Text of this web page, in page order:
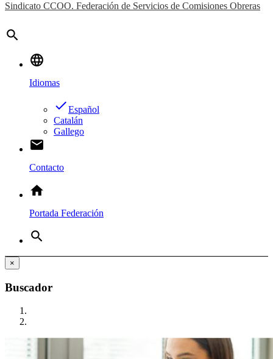
Sindicato CCOO. Federación de Servicios de Comisiones Obreras
search
language
Idiomas
doneEspañol
Catalán
Gallego
email
Contacto
home
Portada Federación
search
×
Buscador